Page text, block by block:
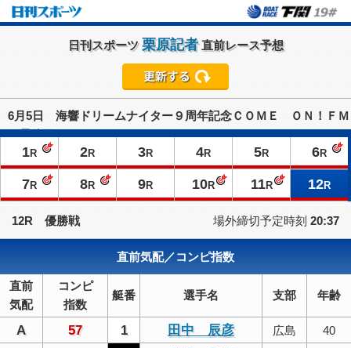
日刊スポーツ栗原記者直前レース予想
6月5日 海響ドリームナイター９周年記念ＣＯＭＥ ＯＮ！ＦＭ
（最終日）
1R 2R 3R 4R 5R 6R
7R 8R 9R 10R 11R 12R
12R 優勝戦 場外締切予定時刻 20:37
直前気配／コンピ指数
直前
気配
コンピ
指数
艇番 選手名 支部 年齢
A 57 1 田中 辰彦 広島 40